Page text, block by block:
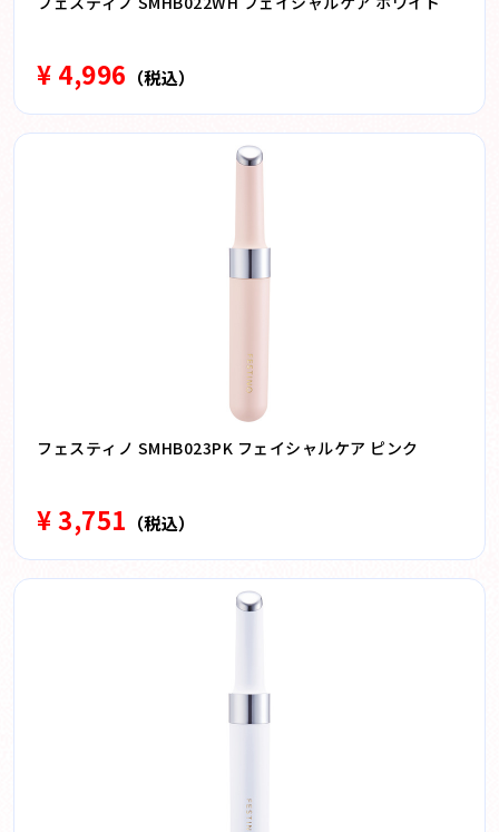
¥ 4,996 （税込）
フェスティノ SMHB023PK フェイシャルケア ピンク
¥ 3,751 （税込）